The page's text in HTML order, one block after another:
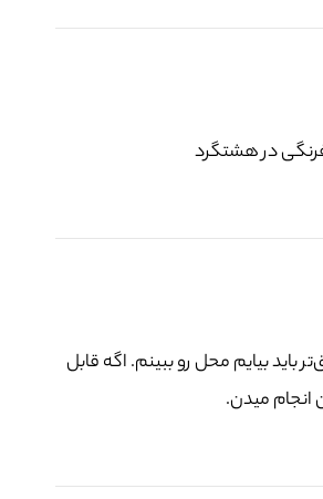
فرنگی در هشتگرد
باید بیایم محل رو ببینم. اگه قابل
انجام میدن.